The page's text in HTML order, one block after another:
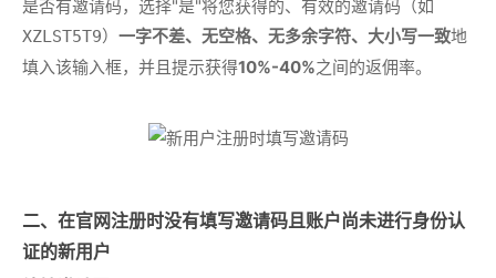
是否有邀请码，选择"是"将您获得的、有效的邀请码（如
XZLST5T9） 一字不差、无空格、无多余字符、大小写一致地
填入该输入框，并且提示获得10%-40%之间的返佣率。
二、在官网注册时没有填写邀请码且账户尚未进行身份认
证的新用户